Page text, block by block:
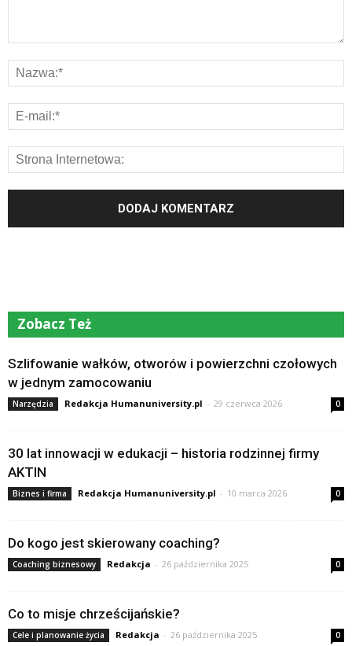
Zobacz Też
Szlifowanie wałków, otworów i powierzchni czołowych
w jednym zamocowaniu
Narzędzia Redakcja Humanuniversity.pl - 29 czerwca 2026 0
30 lat innowacji w edukacji – historia rodzinnej firmy
AKTIN
Biznes i firma Redakcja Humanuniversity.pl - 10 marca 2026 0
Do kogo jest skierowany coaching?
Coaching biznesowy Redakcja - 26 października 2025 0
Co to misje chrześcijańskie?
Cele i planowanie życia Redakcja - 26 października 2025 0